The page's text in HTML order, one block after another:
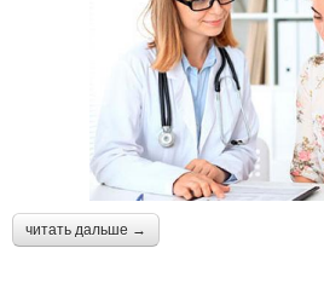
читать дальше →